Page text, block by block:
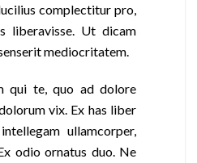
complectitur pro,
liberavisse. Ut dicam
mediocritatem.
qui te, quo ad dolore
vix. Ex has liber
ullamcorper,
odio ornatus duo. Ne